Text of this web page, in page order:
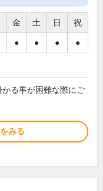
金 土 日 祝
● ● ● ●
る事が困難な際にご
みる